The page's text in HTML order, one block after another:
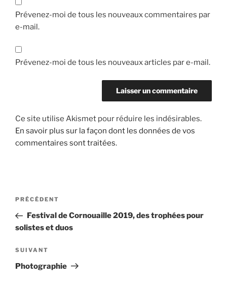
Prévenez-moi de tous les nouveaux commentaires par
e-mail.
Prévenez-moi de tous les nouveaux articles par e-mail.
Ce site utilise Akismet pour réduire les indésirables.
En savoir plus sur la façon dont les données de vos
commentaires sont traitées.
Navigation
l’article
Article
précédent
PRÉCÉDENT
Festival de Cornouaille 2019, des trophées pour
solistes et duos
Article
suivant
SUIVANT
Photographie